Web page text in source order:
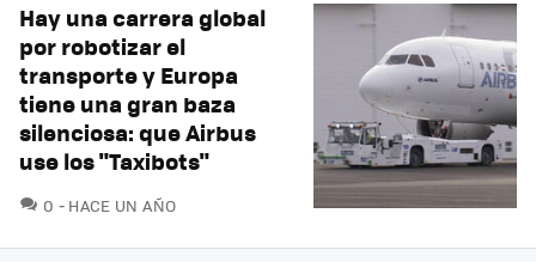
Hay una carrera global
por robotizar el
transporte y Europa
tiene una gran baza
silenciosa: que Airbus
use los "Taxibots"
0 COMENTARIOS
HACE UN AÑO